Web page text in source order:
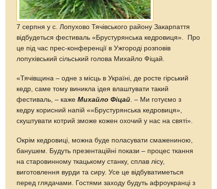
7 серпня у с. Лопухово Тячівського району Закарпаття
відбудеться фестиваль «Брустурянська кедровиця». Про
це під час прес-конференції в Ужгороді розповів
лопухівський сільський голова Михайло Фіцай.
«Тячівщина – одне з місць в Україні, де росте гірський
кедр, саме тому виникла ідея влаштувати такий
фестиваль, – кажеМихайло Фіцай . – Ми готуємо з
кедру корисний напій ««Брустурянська кедровиця»,
скуштувати котрий зможе кожен охочий у нас на святі».
Окрім кедровиці, можна буде поласувати смажениною,
банушем. Будуть презентаційні покази – процес ткання
на старовинному ткацькому станку, сплав лісу,
виготовлення вурди та сиру. Усе це відбуватиметься
перед глядачами. Гостями заходу будуть афроукранці з